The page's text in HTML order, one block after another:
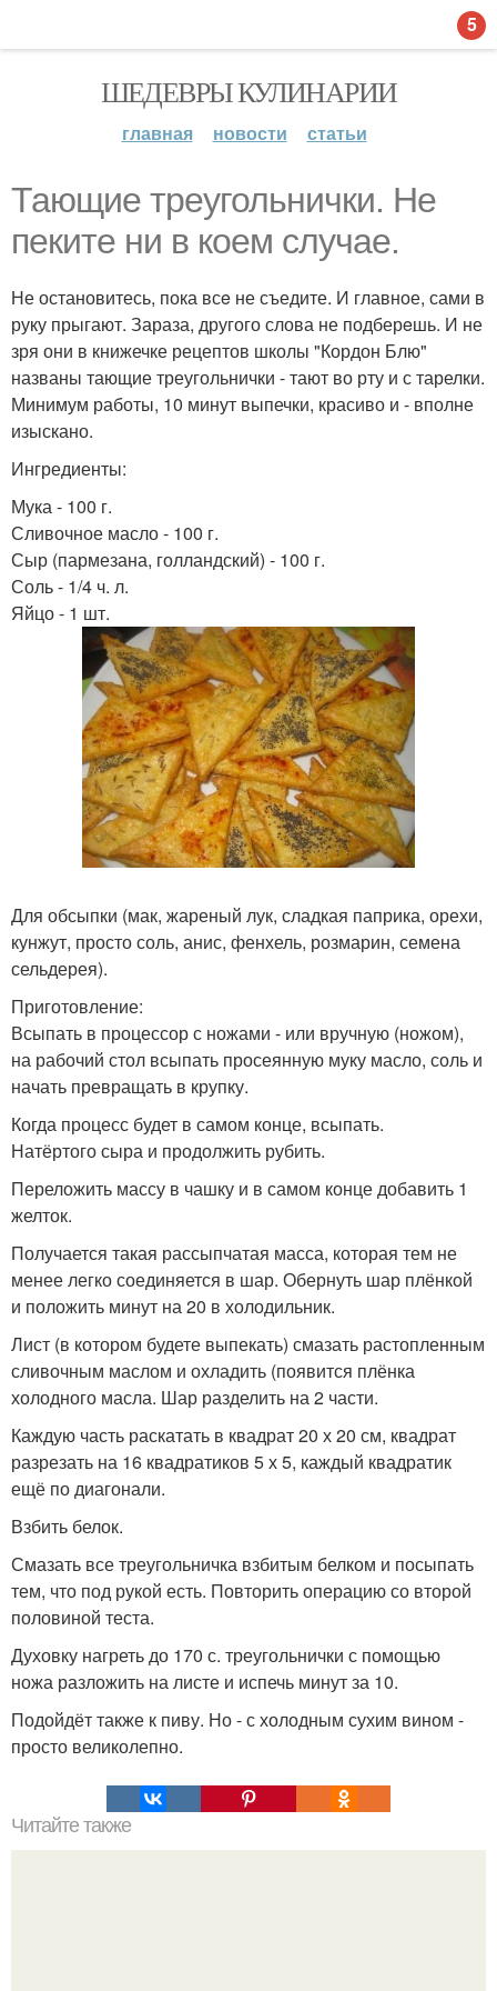
ШЕДЕВРЫ КУЛИНАРИИ
главная новости статьи
Тающие треугольнички. Не
пеките ни в коем случае.
Не остановитесь, пока всe не съедите. И главное, сами в
руку прыгают. Зараза, другого слова не подберeшь. И не
зря они в книжечке рецептов школы "Кордон Блю"
названы тающие треугольнички - тают во рту и с тарелки.
Минимум работы, 10 минут выпечки, красиво и - вполне
изыскано.
Ингредиенты:
Мука - 100 г.
Сливочное масло - 100 г.
Сыр (пармезана, голландский) - 100 г.
Соль - 1/4 ч. л.
Яйцо - 1 шт.
Для обсыпки (мак, жареный лук, сладкая паприка, орехи,
кунжут, просто соль, анис, фенхель, розмарин, семена
сельдерея).
Приготовление:
Всыпать в процессор с ножами - или вручную (ножом),
на рабочий стол всыпать просеянную муку масло, соль и
начать превращать в крупку.
Когда процесс будет в самом конце, всыпать.
Натёртого сыра и продолжить рубить.
Переложить массу в чашку и в самом конце добавить 1
желток.
Получается такая рассыпчатая масса, которая тем не
менее легко соединяется в шар. Обернуть шар плёнкой
и положить минут на 20 в холодильник.
Лист (в котором будете выпекать) смазать растопленным
сливочным маслом и охладить (появится плёнка
холодного масла. Шар разделить на 2 части.
Каждую часть раскатать в квадрат 20 х 20 см, квадрат
разрезать на 16 квадратиков 5 х 5, каждый квадратик
ещё по диагонали.
Взбить белок.
Смазать все треугольничка взбитым белком и посыпать
тем, что под рукой есть. Повторить операцию со второй
половиной теста.
Духовку нагреть до 170 с. треугольнички с помощью
ножа разложить на листе и испечь минут за 10.
Подойдёт также к пиву. Но - с холодным сухим вином -
просто великолепно.
Читайте также
5